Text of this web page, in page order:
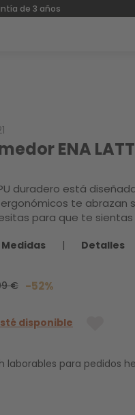
de 3 años
ENA
PU duradero está
te
para que te
Medidas | Detalles
€ -52%
disponible
laborables para pedidos